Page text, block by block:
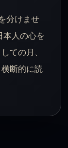
分けませ
本人の心を
ての月、
断的に読